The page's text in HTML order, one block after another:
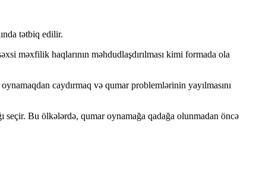
tətbiq edilir.
məxfilik haqlarının məhdudlaşdırılması kimi formada ola
caydırmaq və qumar problemlərinin yayılmasını
Bu ölkələrdə, qumar oynamağa qadağa olunmadan öncə